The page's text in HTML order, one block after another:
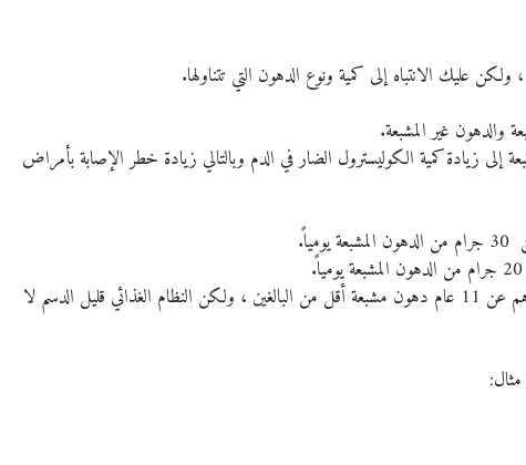
عليك الانتباه إلى كمية ونوع الدهون التي تتناولها.
والدهون غير المشبعة.
إلى زيادة كمية الكوليسترول الضار في الدم وبالتالي زيادة خطر الإصابة بأمراض
يجب أن يكون لدى الأطفال الذين تقل أعمارهم عن 11 عام دهون مشبعة أقل من البالغين ، ولكن النظام الغذائي قليل الدسم لا